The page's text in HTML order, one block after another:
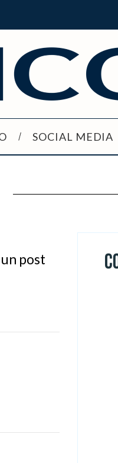
SOCIAL MEDIA
un post